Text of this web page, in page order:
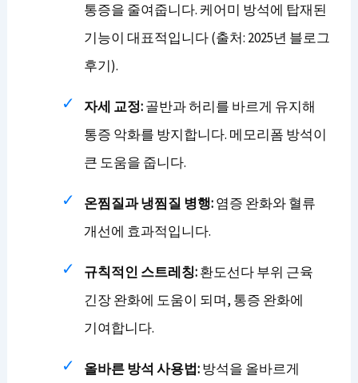
통증을 줄여줍니다. 케어미 방석에 탑재된
기능이 대표적입니다 (출처: 2025년 블로그
후기).
자세 교정:골반과 허리를 바르게 유지해
통증 악화를 방지합니다. 메모리폼 방석이
큰 도움을 줍니다.
온찜질과 냉찜질 병행:염증 완화와 혈류
개선에 효과적입니다.
규칙적인 스트레칭:환도선다 부위 근육
긴장 완화에 도움이 되며, 통증 완화에
기여합니다.
올바른 방석 사용법:방석을 올바르게